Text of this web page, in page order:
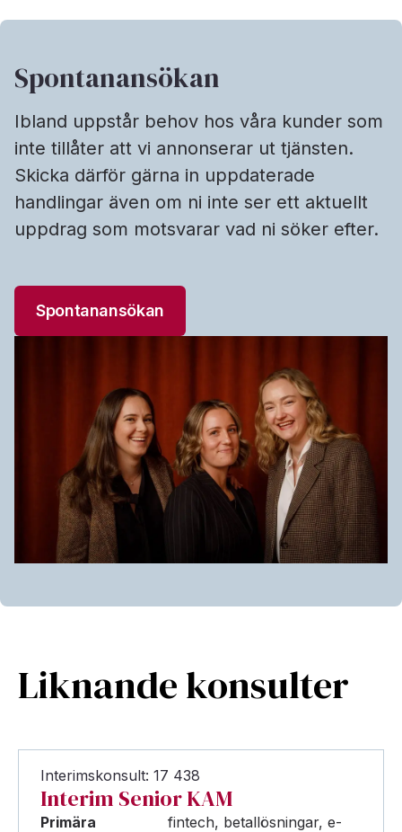
Spontanansökan
Ibland uppstår behov hos våra kunder som
inte tillåter att vi annonserar ut tjänsten.
Skicka därför gärna in uppdaterade
handlingar även om ni inte ser ett aktuellt
uppdrag som motsvarar vad ni söker efter.
Spontanansökan
Liknande konsulter
Interimskonsult: 17 438
Interim Senior KAM
Primära
fintech, betallösningar, e-